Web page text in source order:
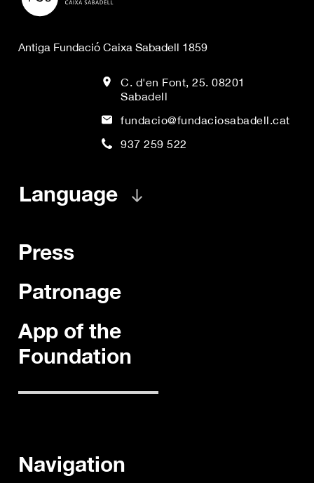
Antiga Fundació Caixa Sabadell 1859
C. d'en Font, 25. 08201
Sabadell
fundacio@fundaciosabadell.cat
937 259 522
Navigation
Press
Patronage
App of the
Foundation
Language